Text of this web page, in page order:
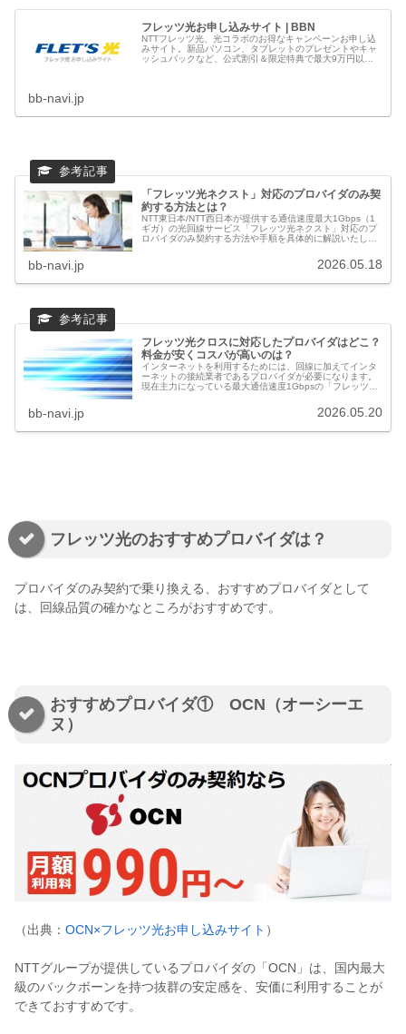
フレッツ光お申し込みサイト | BBN
NTTフレッツ光、光コラボのお得なキャンペーンお申し込
みサイト。新品パソコン、タブレットのプレゼントやキャ
ッシュバックなど、公式割引＆限定特典で最大9万円以上
bb-navi.jp
「フレッツ光ネクスト」対応のプロバイダのみ契
約する方法とは？
NTT東日本/NTT西日本が提供する通信速度最大1Gbps（1
ギガ）の光回線サービス「フレッツ光ネクスト」対応のプ
ロバイダのみ契約する方法や手順を具体的に解説いたしま
bb-navi.jp 2026.05.18
フレッツ光クロスに対応したプロバイダはどこ？
料金が安くコスパが高いのは？
インターネットを利用するためには、回線に加えてインタ
ーネットの接続業者であるプロバイダが必要になります。
現在主力になっている最大通信速度1Gbpsの「フレッツ光
bb-navi.jp 2026.05.20
フレッツ光のおすすめプロバイダは？
プロバイダのみ契約で乗り換える、おすすめプロバイダとして
は、回線品質の確かなところがおすすめです。
おすすめプロバイダ① OCN（オーシーエ
ヌ）
（出典： OCN×フレッツ光お申し込みサイト ）
NTTグループが提供しているプロバイダの「OCN」は、国内最大
級のバックボーンを持つ抜群の安定感を、安価に利用することが
できておすすめです。